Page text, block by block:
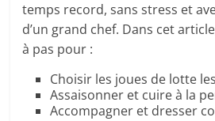
temps record, sans stress et
d’un grand chef. Dans cet
à pas pour :
Choisir les joues de lotte
Assaisonner et cuire à la
Accompagner et dresser